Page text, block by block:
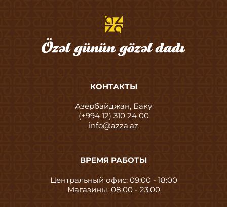
КОНТАКТЫ
Азербайджан, Баку
(+994 12) 310 24 00
info@azza.az
ВРЕМЯ РАБОТЫ
Центральный офис: 09:00 - 18:00
Магазины: 08:00 - 23:00